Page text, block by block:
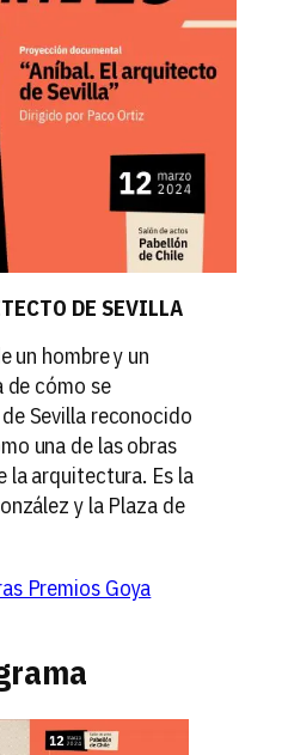
DE SEVILLA
un hombre y un
de cómo se
Sevilla reconocido
una de las obras
la arquitectura. Es la
y la Plaza de
Premios Goya